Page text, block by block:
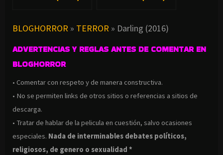
BLOGHORROR » TERROR » Darling (2016)
ADVERTENCIAS Y REGLAS ANTES DE COMENTAR EN
BLOGHORROR
• Comentar con respeto y de manera constructiva.
• No se permiten links de otros sitios o referencias a sitios de
descarga.
• Tratar de hablar de la pelicula en cuestión, salvo ocasiones
especiales. Nada de interminables debates políticos,
religiosos, de genero o sexualidad *